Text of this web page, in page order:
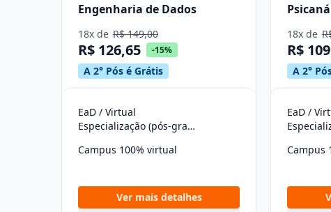
Engenharia de Dados
18x de R$ 149,00
R$ 126,65 -15%
A 2° Pós é Grátis
EaD / Virtual
Especialização (pós-graduação)
Campus 100% virtual
Ver mais detalhes
18x de
R$
A 2°
EaD /
Campus